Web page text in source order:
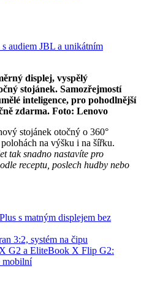
displej, vyspělý
stojánek. Samozřejmostí
inteligence, pro pohodlnější
zdarma. Foto: Lenovo
stojánek otočný o 360°
na výšku i na šířku.
tak snadno nastavíte pro
receptu, poslech hudby nebo
s matným displejem bez
3:2, systém na čipu
G2 a EliteBook X Flip G2:
mobilní